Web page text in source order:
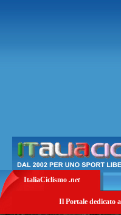
ItaliaCiclismo .net
Il Portale dedicato